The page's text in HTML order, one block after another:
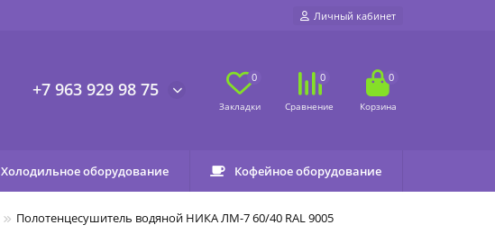
Личный кабинет
+7 963 929 98 75
0 0 0
Холодильное оборудование Кофейное оборудование
Полотенцесушитель водяной НИКА ЛМ-7 60/40 RAL 9005